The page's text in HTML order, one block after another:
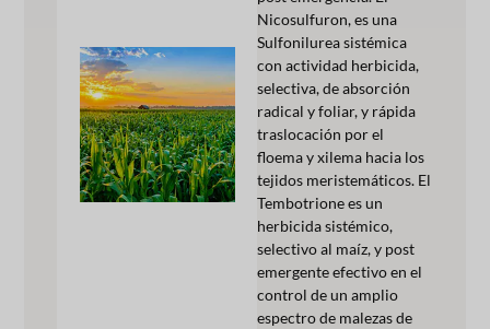
Nicosulfuron, es una
Sulfonilurea sistémica
con actividad herbicida,
selectiva, de absorción
radical y foliar, y rápida
traslocación por el
floema y xilema hacia los
tejidos meristemáticos. El
Tembotrione es un
herbicida sistémico,
selectivo al maíz, y post
emergente efectivo en el
control de un amplio
espectro de malezas de